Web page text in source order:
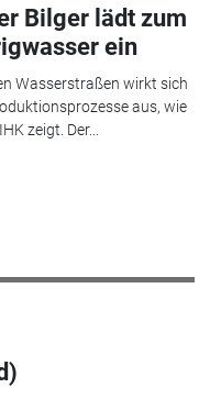
Bilger lädt zum
ein
Wasserstraßen wirkt sich
aus, wie
zeigt. Der...